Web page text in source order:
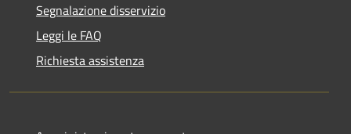
Segnalazione disservizio
Leggi le FAQ
Richiesta assistenza